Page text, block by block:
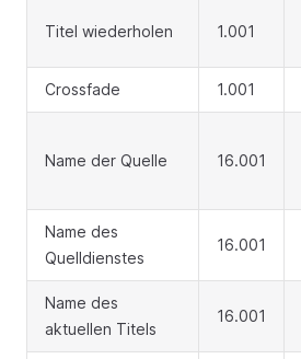
Titel wiederholen 1.001
Crossfade 1.001
Name der Quelle 16.001
Name des
Quelldienstes
16.001
Name des
aktuellen Titels
16.001